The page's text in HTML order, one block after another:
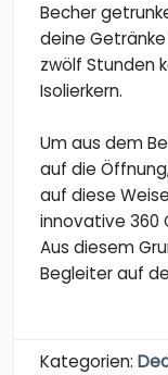
Becher
deine
zwölf Stunden
Isolierkern.
Um aus dem
auf die
auf diese
innovative 360
Aus diesem
Begleiter auf
Kategorien: